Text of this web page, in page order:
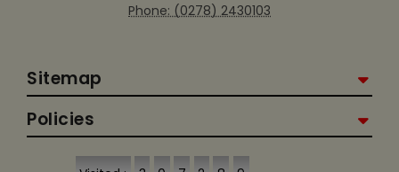
Phone: (0278) 2430103
Sitemap
Policies